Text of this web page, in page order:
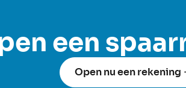
een
Open nu een rekening